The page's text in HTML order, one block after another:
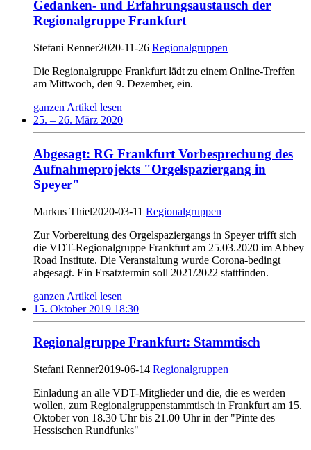
Gedanken- und Erfahrungsaustausch der
Regionalgruppe Frankfurt
Stefani Renner2020-11-26 Regionalgruppen
Die Regionalgruppe Frankfurt lädt zu einem Online-Treffen
am Mittwoch, den 9. Dezember, ein.
ganzen Artikel lesen
25. – 26. März 2020
Abgesagt: RG Frankfurt Vorbesprechung des
Aufnahmeprojekts "Orgelspaziergang in
Speyer"
Markus Thiel2020-03-11 Regionalgruppen
Zur Vorbereitung des Orgelspaziergangs in Speyer trifft sich
die VDT-Regionalgruppe Frankfurt am 25.03.2020 im Abbey
Road Institute. Die Veranstaltung wurde Corona-bedingt
abgesagt. Ein Ersatztermin soll 2021/2022 stattfinden.
ganzen Artikel lesen
15. Oktober 2019 18:30
Regionalgruppe Frankfurt: Stammtisch
Stefani Renner2019-06-14 Regionalgruppen
Einladung an alle VDT-Mitglieder und die, die es werden
wollen, zum Regionalgruppenstammtisch in Frankfurt am 15.
Oktober von 18.30 Uhr bis 21.00 Uhr in der "Pinte des
Hessischen Rundfunks"